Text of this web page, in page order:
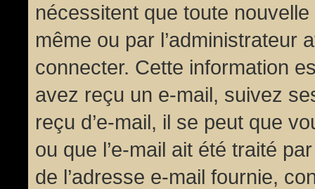
nécessitent que toute
même ou par l’administrateur
connecter. Cette information
avez reçu un e-mail, suivez
reçu d’e-mail, il se peut que
ou que l’e-mail ait été traité
de l’adresse e-mail fournie,